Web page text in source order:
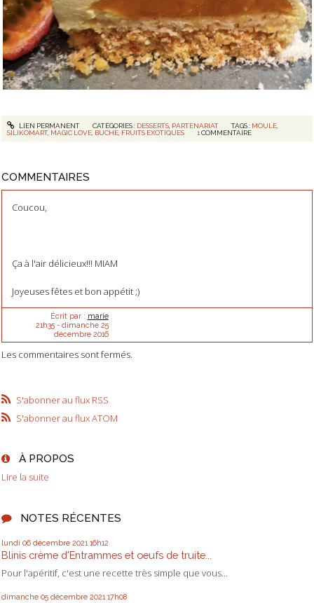
S'abonner au flux RSS
S'abonner au flux ATOM
À PROPOS
Lire la suite
NOTES RÉCENTES
lundi 06 décembre 2021 16h12
Blinis crème d'Entrammes et oeufs de truite...
Pour l'apéritif, c'est une recette très simple que vous...
dimanche 05 décembre 2021 17h08
LIEN PERMANENT CATÉGORIES : DESSERTS, PARTENARIAT TAGS : MOULE
SILIKOMART, MAGIC LOVE BUCHE FRUITS EXOTIQUES 1 COMMENTAIRE
COMMENTAIRES
Coucou,
Ça à l'air délicieux!!! MIAM
Joyeuses fêtes et bon appétit ;)
Écrit par : marie
21h35- dimanche 25
décembre 2016
Les commentaires sont fermés.